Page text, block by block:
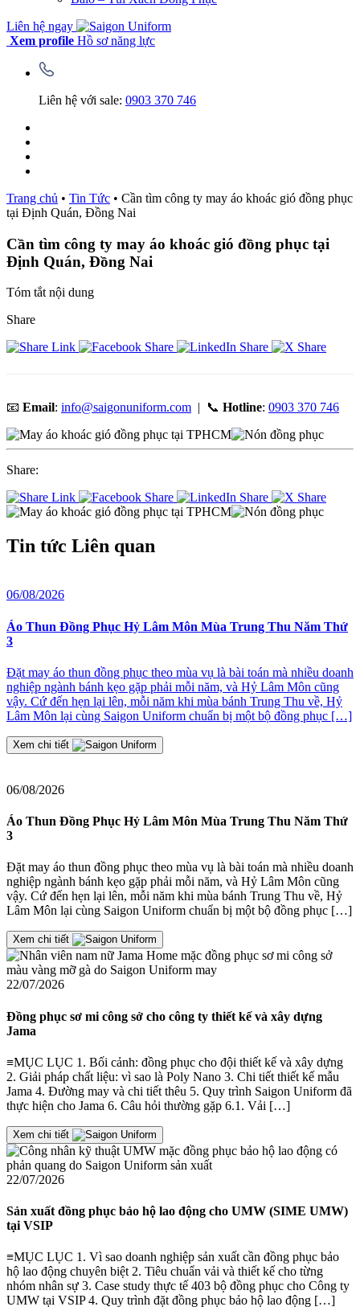
Liên hệ ngay
Xem profile Hồ sơ năng lực
Liên hệ với sale: 0903 370 746
Trang chủ • Tin Tức • Cần tìm công ty may áo khoác gió đồng phục
tại Định Quán, Đồng Nai
Cần tìm công ty may áo khoác gió đồng phục tại
Định Quán, Đồng Nai
Tóm tắt nội dung
Share
📧 Email: info@saigonuniform.com | 📞 Hotline: 0903 370 746
Share:
Tin tức Liên quan
06/08/2026
Áo Thun Đồng Phục Hỷ Lâm Môn Mùa Trung Thu Năm Thứ
3
Đặt may áo thun đồng phục theo mùa vụ là bài toán mà nhiều doanh
nghiệp ngành bánh kẹo gặp phải mỗi năm, và Hỷ Lâm Môn cũng
vậy. Cứ đến hẹn lại lên, mỗi năm khi mùa bánh Trung Thu về, Hỷ
Lâm Môn lại cùng Saigon Uniform chuẩn bị một bộ đồng phục […]
Xem chi tiết
06/08/2026
Áo Thun Đồng Phục Hỷ Lâm Môn Mùa Trung Thu Năm Thứ
3
Đặt may áo thun đồng phục theo mùa vụ là bài toán mà nhiều doanh
nghiệp ngành bánh kẹo gặp phải mỗi năm, và Hỷ Lâm Môn cũng
vậy. Cứ đến hẹn lại lên, mỗi năm khi mùa bánh Trung Thu về, Hỷ
Lâm Môn lại cùng Saigon Uniform chuẩn bị một bộ đồng phục […]
Xem chi tiết
22/07/2026
Đồng phục sơ mi công sở cho công ty thiết kế và xây dựng
Jama
≡MỤC LỤC 1. Bối cảnh: đồng phục cho đội thiết kế và xây dựng
2. Giải pháp chất liệu: vì sao là Poly Nano 3. Chi tiết thiết kế mẫu
Jama 4. Đường may và chi tiết thêu 5. Quy trình Saigon Uniform đã
thực hiện cho Jama 6. Câu hỏi thường gặp 6.1. Vải […]
Xem chi tiết
22/07/2026
Sản xuất đồng phục bảo hộ lao động cho UMW (SIME UMW)
tại VSIP
≡MỤC LỤC 1. Vì sao doanh nghiệp sản xuất cần đồng phục bảo
hộ lao động chuyên biệt 2. Tiêu chuẩn vải và thiết kế cho từng
nhóm nhân sự 3. Case study thực tế 403 bộ đồng phục cho Công ty
UMW tại VSIP 4. Quy trình đặt đồng phục bảo hộ lao động […]